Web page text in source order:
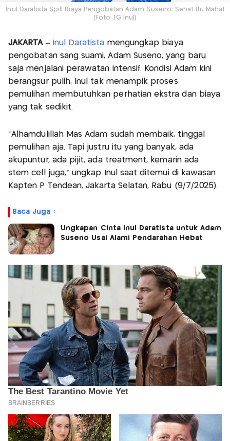
Inul Daratista Spill Biaya Pengobatan Adam Suseno: Sehat Itu Mahal
(Foto: IG Inul)
JAKARTA– Inul Daratista mengungkap biaya
pengobatan sang suami, Adam Suseno, yang baru
saja menjalani perawatan intensif. Kondisi Adam kini
berangsur pulih, Inul tak menampik proses
pemulihan membutuhkan perhatian ekstra dan biaya
yang tak sedikit.
"Alhamdulillah Mas Adam sudah membaik, tinggal
pemulihan aja. Tapi justru itu yang banyak, ada
akupuntur, ada pijit, ada treatment, kemarin ada
stem cell juga," ungkap Inul saat ditemui di kawasan
Kapten P Tendean, Jakarta Selatan, Rabu (9/7/2025).
Baca Juga :
Ungkapan Cinta Inul Daratista untuk Adam
Suseno Usai Alami Pendarahan Hebat